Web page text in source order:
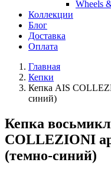
Wheels
Коллекции
Блог
Доставка
Оплата
Главная
Кепки
Кепка AIS
синий)
Кепка
COLLEZIONI
(темно-синий)